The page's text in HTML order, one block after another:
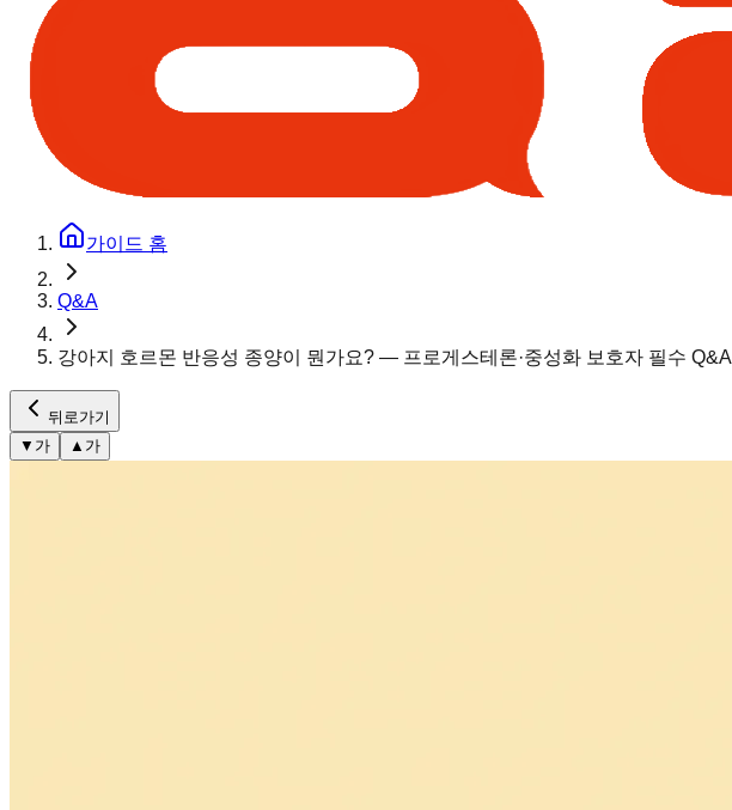
가이드 홈
Q&A
강아지 호르몬 반응성 종양이 뭔가요? — 프로게스테론·중성화 보호자 필수 Q&A
뒤로가기
▼ 가 ▲ 가